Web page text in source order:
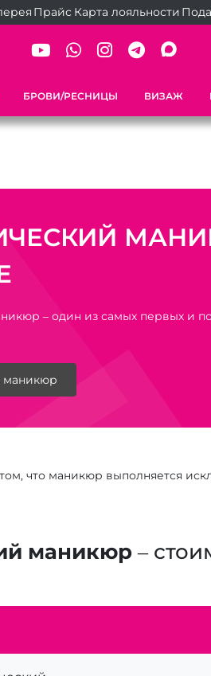
Прайс Карта лояльности
БРОВИ/РЕСНИЦЫ ВИЗАЖ
– один из самых первых и
маникюр
что маникюр выполняется
маникюр –